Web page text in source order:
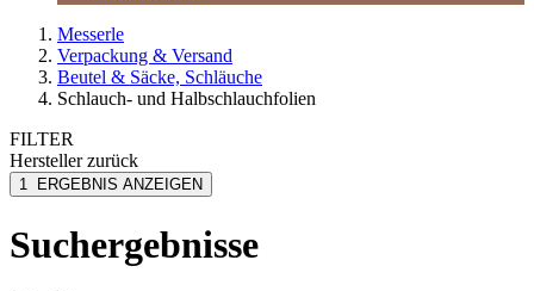
Messerle
Verpackung & Versand
Beutel & Säcke, Schläuche
Schlauch- und Halbschlauchfolien
FILTER
Herstellerzurück
MESSERLE
1 ERGEBNIS ANZEIGEN
Suchergebnisse